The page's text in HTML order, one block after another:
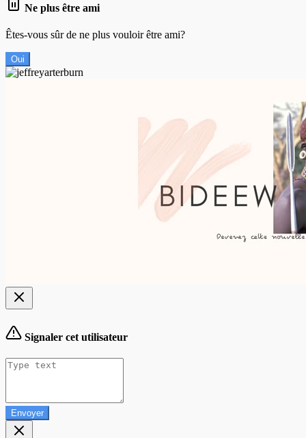
Ne plus être ami
Êtes-vous sûr de ne plus vouloir être ami?
Oui
Signaler cet utilisateur
Envoyer